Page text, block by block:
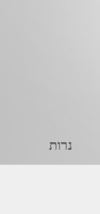
נרות